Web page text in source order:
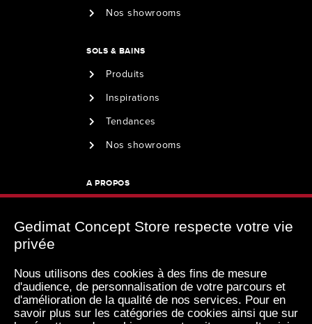
Nos showrooms
SOLS & BAINS
Produits
Inspirations
Tendances
Nos showrooms
A PROPOS
Qui sommes-nous ?
Plan du site
Gedimat Concept Store respecte votre vie
privée
Nous utilisons des cookies à des fins de mesure
d'audience, de personnalisation de votre parcours et
d'amélioration de la qualité de nos services. Pour en
savoir plus sur les catégories de cookies ainsi que sur